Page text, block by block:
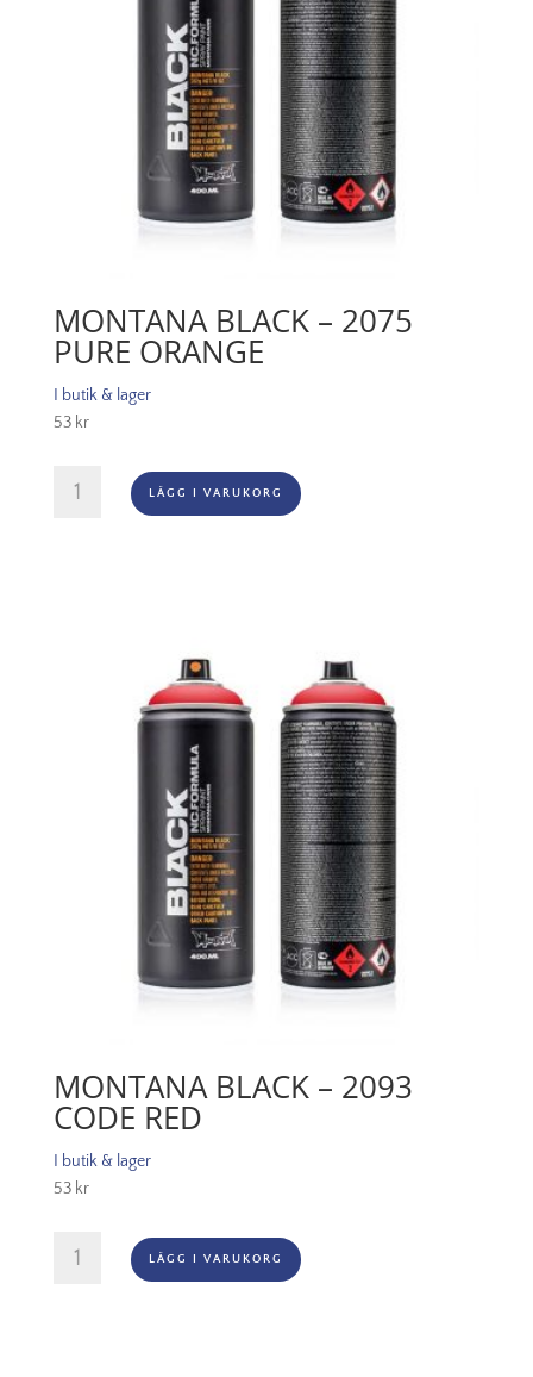
MONTANA BLACK – 2075
PURE ORANGE
I butik & lager
53 kr
Black
LÄGG I VARUKORG
MONTANA BLACK – 2093
CODE RED
I butik & lager
53 kr
Black
LÄGG I VARUKORG